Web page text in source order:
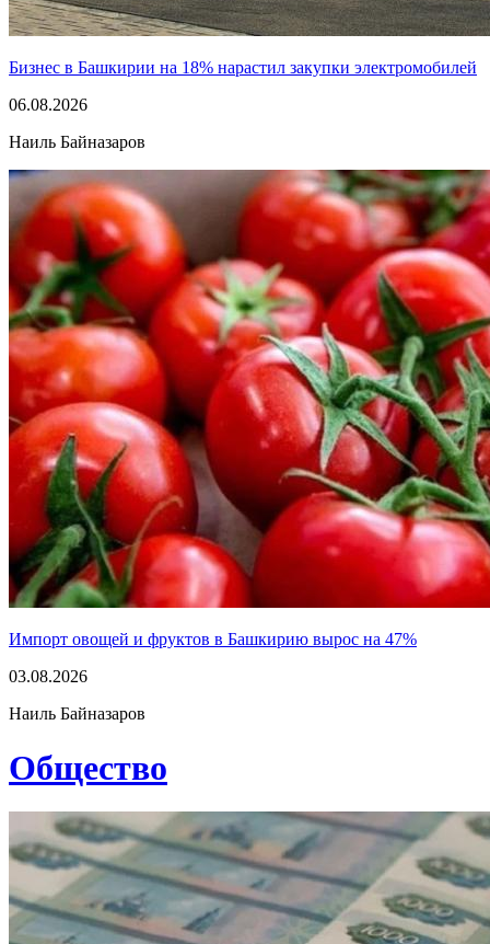
Бизнес в Башкирии на 18% нарастил закупки электромобилей
06.08.2026
Наиль Байназаров
Импорт овощей и фруктов в Башкирию вырос на 47%
03.08.2026
Наиль Байназаров
Общество